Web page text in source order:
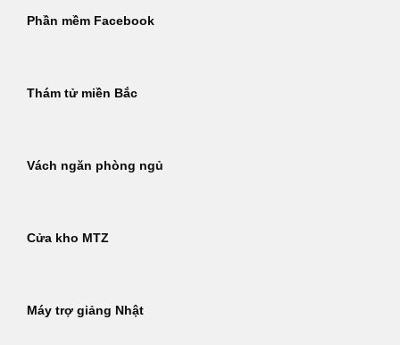
Phần mềm Facebook
Thám tử miền Bắc
Vách ngăn phòng ngủ
Cửa kho MTZ
Máy trợ giảng Nhật